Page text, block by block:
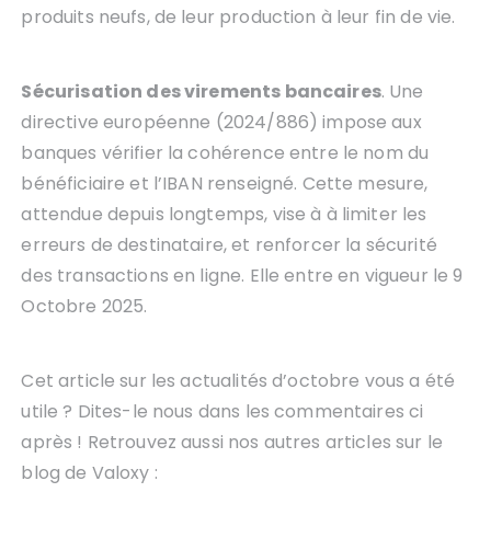
produits neufs, de leur production à leur fin de vie.
Sécurisation des virements bancaires. Une
directive européenne (2024/886) impose aux
banques vérifier la cohérence entre le nom du
bénéficiaire et l’IBAN renseigné. Cette mesure,
attendue depuis longtemps, vise à à limiter les
erreurs de destinataire, et renforcer la sécurité
des transactions en ligne. Elle entre en vigueur le 9
Octobre 2025.
Cet article sur les actualités d’octobre vous a été
utile ? Dites-le nous dans les commentaires ci
après ! Retrouvez aussi nos autres articles sur le
blog de Valoxy :